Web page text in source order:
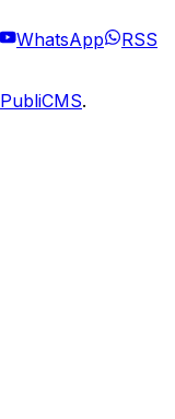
WhatsApp RSS
PubliCMS.